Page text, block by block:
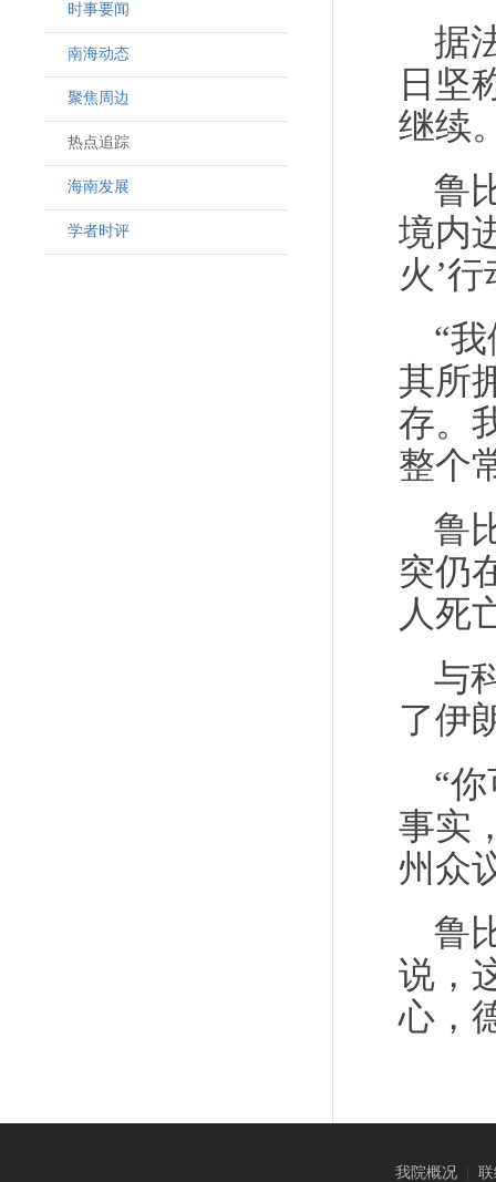
时事要闻
南海动态
聚焦周边
热点追踪
海南发展
学者时评
据
日坚
继续
鲁
境内
火’
“
其所
存。
整个
鲁
突仍
人死
与
了伊
“
事实
州众
鲁
说，
心，
我院概况